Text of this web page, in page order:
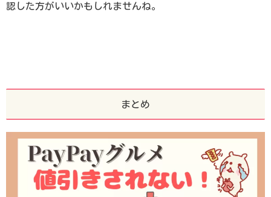
認した方がいいかもしれませんね。
まとめ